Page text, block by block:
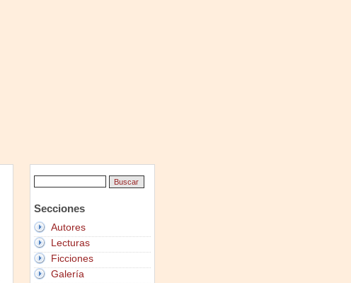
Secciones
Autores
Lecturas
Ficciones
Galería